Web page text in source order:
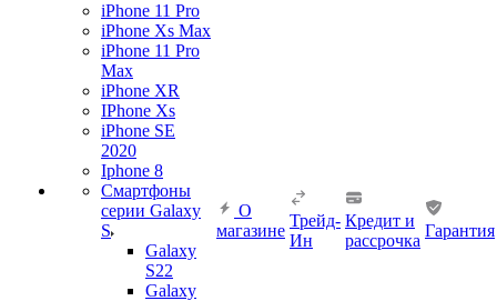
iPhone 11 Pro
iPhone Xs Max
iPhone 11 Pro
Max
iPhone XR
IPhone Xs
iPhone SE
2020
Iphone 8
Смартфоны
серии Galaxy
S
Galaxy
S22
Galaxy
О
магазине
Трейд-
Ин
Кредит и
рассрочка
Гарантия